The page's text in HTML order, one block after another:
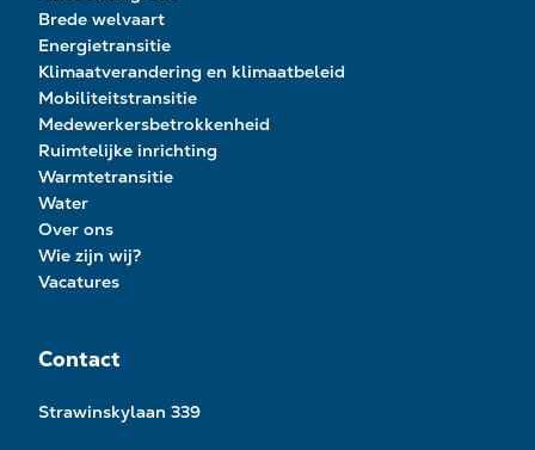
Brede welvaart
Energietransitie
Klimaatverandering en klimaatbeleid
Mobiliteitstransitie
Medewerkersbetrokkenheid
Ruimtelijke inrichting
Warmtetransitie
Water
Over ons
Wie zijn wij?
Vacatures
Contact
Strawinskylaan 339